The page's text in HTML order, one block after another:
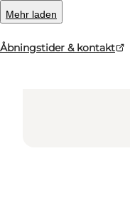
Mehr laden
Åbningstider & kontakt